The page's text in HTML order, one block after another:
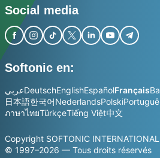
Social media
Softonic en:
عربيDeutschEnglishEspañolFrançais
日本語한국어NederlandsPolski
ภาษาไทยTürkçeTiếng Việt中文
Copyright SOFTONIC
© 1997–2026 — Tous droits réservés